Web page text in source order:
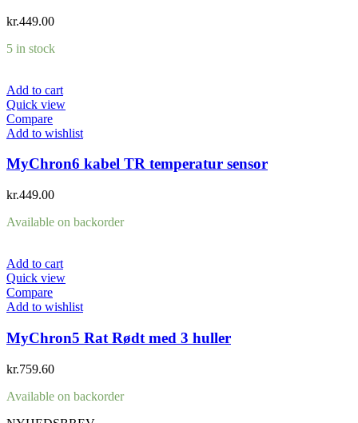
kr.449.00
5 in stock
Add to cart
Quick view
Compare
Add to wishlist
MyChron6 kabel TR temperatur sensor
kr.449.00
Available on backorder
Add to cart
Quick view
Compare
Add to wishlist
MyChron5 Rat Rødt med 3 huller
kr.759.60
Available on backorder